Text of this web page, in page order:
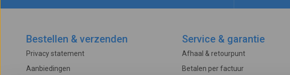
Bestellen & verzenden
Privacy statement
Aanbiedingen
Service & garantie
Afhaal & retourpunt
Betalen per factuur